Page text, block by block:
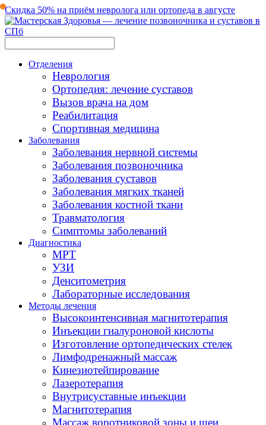
Скидка 50% на приём невролога или ортопеда в августе
Отделения
Неврология
Ортопедия: лечение суставов
Вызов врача на дом
Реабилитация
Спортивная медицина
Заболевания
Заболевания нервной системы
Заболевания позвоночника
Заболевания суставов
Заболевания мягких тканей
Заболевания костной ткани
Травматология
Симптомы заболеваний
Диагностика
МРТ
УЗИ
Денситометрия
Лабораторные исследования
Методы лечения
Высокоинтенсивная магнитотерапия
Инъекции гиалуроновой кислоты
Изготовление ортопедических стелек
Лимфодренажный массаж
Кинезиотейпирование
Лазеротерапия
Внутрисуставные инъекции
Магнитотерапия
Массаж воротниковой зоны и шеи